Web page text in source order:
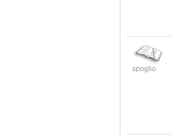
spoglio